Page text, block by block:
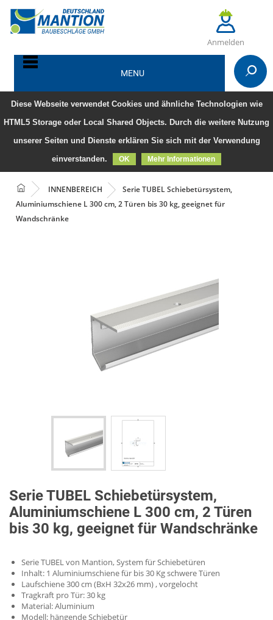
Diese Webseite verwendet Cookies und ähnliche Technologien wie
HTML5 Storage oder Local Shared Objects. Durch die weitere Nutzung
unserer Seiten und Dienste erklären Sie sich mit der Verwendung
einverstanden.
OK Mehr Informationen
Anmelden
MENU
INNENBEREICH
Serie TUBEL Schiebetürsystem,
Aluminiumschiene L 300 cm, 2 Türen bis 30 kg, geeignet für
Wandschränke
Serie TUBEL Schiebetürsystem,
Aluminiumschiene L 300 cm, 2 Türen
bis 30 kg, geeignet für Wandschränke
Serie TUBEL von Mantion, System für Schiebetüren
Inhalt: 1 Aluminiumschiene für bis 30 Kg schwere Türen
Laufschiene 300 cm (BxH 32x26 mm) , vorgelocht
Tragkraft pro Tür: 30 kg
Material: Aluminium
Modell: hängende Schiebetür